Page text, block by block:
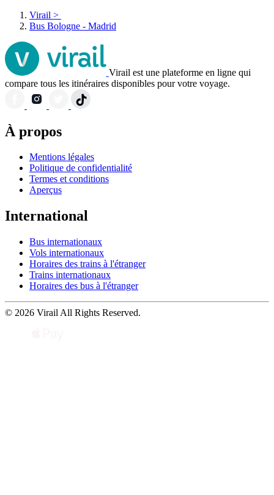
Virail >
Bus Bologne - Madrid
Virail est une plateforme en ligne qui
compare tous les itinéraires disponibles pour votre voyage.
À propos
Mentions légales
Politique de confidentialité
Termes et conditions
Aperçus
International
Bus internationaux
Vols internationaux
Horaires des trains à l'étranger
Trains internationaux
Horaires des bus à l'étranger
© 2026 Virail All Rights Reserved.